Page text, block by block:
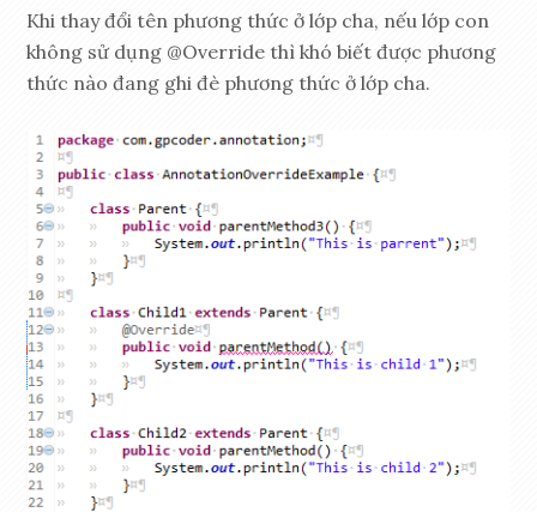
Khi thay đổi tên phương thức ở lớp cha, nếu lớp con
không sử dụng @Override thì khó biết được phương
thức nào đang ghi đè phương thức ở lớp cha.